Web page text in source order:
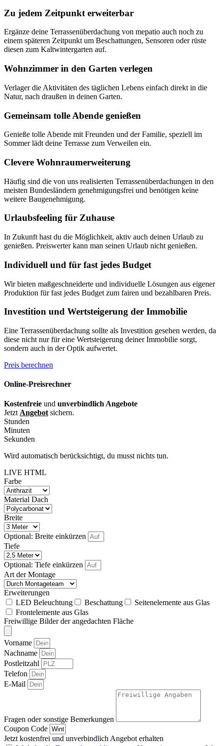
Zu jedem Zeitpunkt erweiterbar
Ergänze deine Terrassenüberdachung von mepatio auch noch zu
einem späteren Zeitpunkt um Beschattungen, Sensoren oder rüste
diesen zum Kaltwintergarten auf.
Wohnzimmer in den Garten verlegen
Verlager die Aktivitäten des täglichen Lebens einfach direkt in die
Natur, nach draußen in deinen Garten.
Gemeinsam tolle Abende genießen
Genieße tolle Abende mit Freunden und der Familie, speziell im
Sommer lädt deine Terrasse zum Verweilen ein.
Clevere Wohnraumerweiterung
Häufig sind die von uns realisierten Terrassenüberdachungen in den
meisten Bundesländern genehmigungsfrei und benötigen keine
weitere Baugenehmigung.
Urlaubsfeeling für Zuhause
In Zukunft hast du die Möglichkeit, aktiv auch deinen Urlaub zu
genießen. Preiswerter kann man seinen Urlaub nicht genießen.
Individuell und für fast jedes Budget
Wir bieten maßgeschneiderte und individuelle Lösungen aus eigener
Produktion für fast jedes Budget zum fairen und bezahlbaren Preis.
Investition und Wertsteigerung der Immobilie
Eine Terrassenüberdachung sollte als Investition gesehen werden, da
diese nicht nur für eine Wertsteigerung deiner Immobilie sorgt,
sondern auch in der Optik aufwertet.
Preis berechnen
Online-Preisrechner
Kostenfreie und unverbindlich Angebote
Jetzt Angebot sichern.
Stunden
Minuten
Sekunden
Wird automatisch berücksichtigt, du musst nichts tun.
LIVE HTML
Farbe
Material Dach
Breite
Optional: Breite einkürzen
Tiefe
Optional: Tiefe einkürzen
Art der Montage
Erweiterungen
LED Beleuchtung
Beschattung
Seitenelemente aus Glas
Frontelemente aus Glas
Freiwillige Bilder der angedachten Fläche
Vorname
Nachname
Postleitzahl
Telefon
E-Mail
Fragen oder sonstige Bemerkungen
Coupon Code
Jetzt kostenfrei und unverbindlich Angebot erhalten